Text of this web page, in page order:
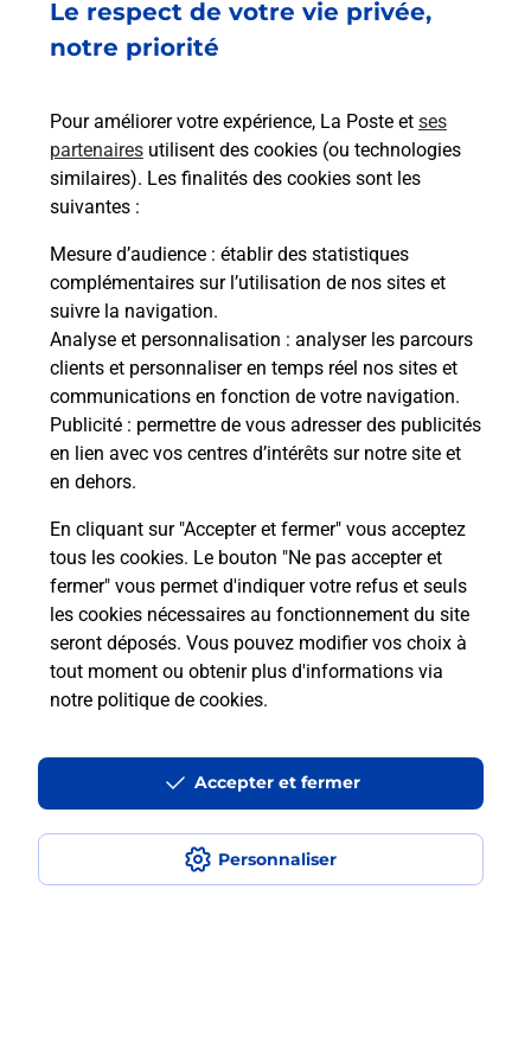
Le respect de votre vie privée,
notre priorité
Pour améliorer votre expérience, La Poste et ses
partenaires utilisent des cookies (ou technologies
similaires). Les finalités des cookies sont les
suivantes :
Mesure d’audience : établir des statistiques
complémentaires sur l’utilisation de nos sites et
suivre la navigation.
Analyse et personnalisation : analyser les parcours
clients et personnaliser en temps réel nos sites et
communications en fonction de votre navigation.
Publicité : permettre de vous adresser des publicités
en lien avec vos centres d’intérêts sur notre site et
en dehors.
En cliquant sur "Accepter et fermer" vous acceptez
tous les cookies. Le bouton "Ne pas accepter et
fermer" vous permet d'indiquer votre refus et seuls
les cookies nécessaires au fonctionnement du site
seront déposés. Vous pouvez modifier vos choix à
tout moment ou obtenir plus d'informations via
notre politique de cookies.
Personnaliser
Accepter et fermer
Acheter un iPhone neuf ou reconditionné
Vous recherchez un smartphone pas cher proche
de chez vous ? Découvrez notre offre de
téléphones iPhone Apple dans vos bureaux de
Poste à BALMA-L'UNION (31130) !
En savoir plus
Questions fréquemment posées
Comment retourner un colis acheté
en ligne depuis votre boîte aux lettres
Comment envoyer un colis ou faire un
retour chez un e-commerçant sans se
déplacer ?
Envoyer un petit colis au meilleur